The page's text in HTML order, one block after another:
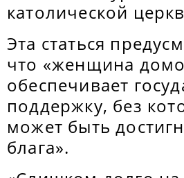
католической
Эта статься
что «женщина
обеспечивает
поддержку, без
может быть
блага».